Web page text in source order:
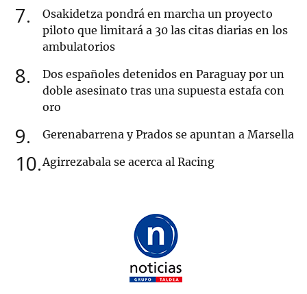
7
Osakidetza pondrá en marcha un proyecto
piloto que limitará a 30 las citas diarias en los
ambulatorios
8
Dos españoles detenidos en Paraguay por un
doble asesinato tras una supuesta estafa con
oro
9 Gerenabarrena y Prados se apuntan a Marsella
10 Agirrezabala se acerca al Racing